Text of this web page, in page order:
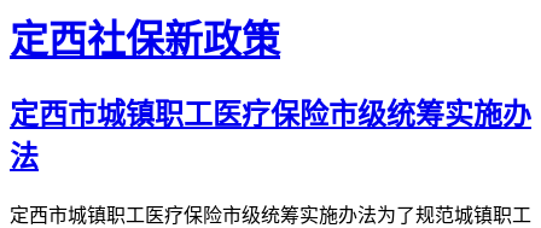
定西社保新政策
定西市城镇职工医疗保险市级统筹实施办
法
定西市城镇职工医疗保险市级统筹实施办法为了规范城镇职工